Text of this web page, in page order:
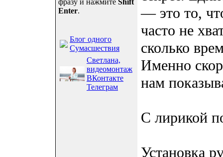
Enter.
Блог одного
Сумасшествия
Светлана,
видеомонтаж
ВКонтакте
Телеграм
— это то,
часто не
сколько
Именно
нам
С лирикой
Установка